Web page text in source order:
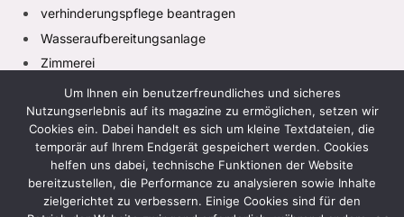
verhinderungspflege beantragen
Wasseraufbereitungsanlage
Zimmerei
Facebook
X
InstagramPinterestTikTok
Um Ihnen ein benutzerfreundliches und sicheres
Nutzungserlebnis auf its magazine zu ermöglichen, setzen wir
Cookies ein. Dabei handelt es sich um kleine Textdateien, die
temporär auf Ihrem Endgerät gespeichert werden. Cookies
helfen uns dabei, technische Funktionen der Website
bereitzustellen, die Performance zu analysieren sowie Inhalte
zielgerichtet zu verbessern. Einige Cookies sind für den